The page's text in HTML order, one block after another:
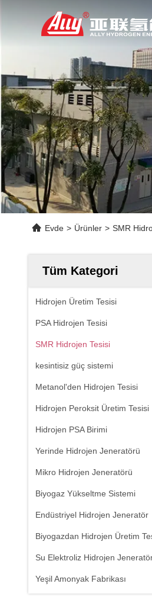
Evde > Ürünler > SMR
Tüm Kategori
Hidrojen Üretim Tesisi
PSA Hidrojen Tesisi
SMR Hidrojen Tesisi
kesintisiz güç sistemi
Metanol'den Hidrojen Tesisi
Hidrojen Peroksit Üretim Tesisi
Hidrojen PSA Birimi
Yerinde Hidrojen Jeneratörü
Mikro Hidrojen Jeneratörü
Biyogaz Yükseltme Sistemi
Endüstriyel Hidrojen Jeneratör
Biyogazdan Hidrojen Üretim
Su Elektroliz Hidrojen
Yeşil Amonyak Fabrikası